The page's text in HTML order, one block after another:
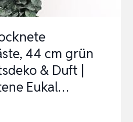
44 cm grün
& Duft |
Eukal…